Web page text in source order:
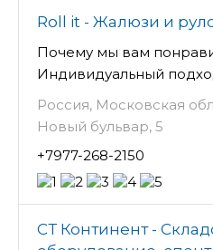
Roll it - Жалюзи и
Почему мы вам
Индивидуальный
Россия, Московская
Новый бульвар, 5
+7977-268-2150
СТ Континент -